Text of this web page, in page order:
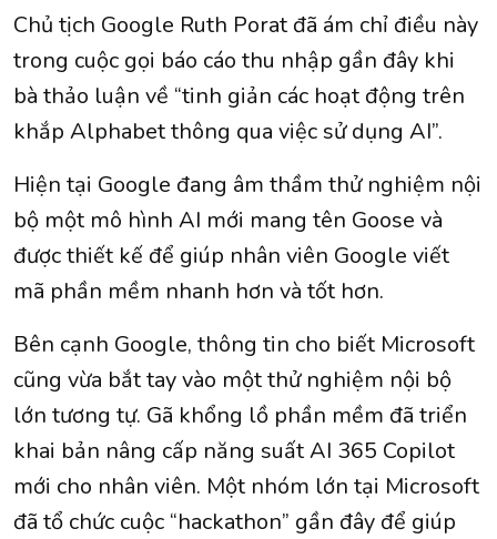
Chủ tịch Google Ruth Porat đã ám chỉ điều này
trong cuộc gọi báo cáo thu nhập gần đây khi
bà thảo luận về “tinh giản các hoạt động trên
khắp Alphabet thông qua việc sử dụng AI”.
Hiện tại Google đang âm thầm thử nghiệm nội
bộ một mô hình AI mới mang tên Goose và
được thiết kế để giúp nhân viên Google viết
mã phần mềm nhanh hơn và tốt hơn.
Bên cạnh Google, thông tin cho biết Microsoft
cũng vừa bắt tay vào một thử nghiệm nội bộ
lớn tương tự. Gã khổng lồ phần mềm đã triển
khai bản nâng cấp năng suất AI 365 Copilot
mới cho nhân viên. Một nhóm lớn tại Microsoft
đã tổ chức cuộc “hackathon” gần đây để giúp